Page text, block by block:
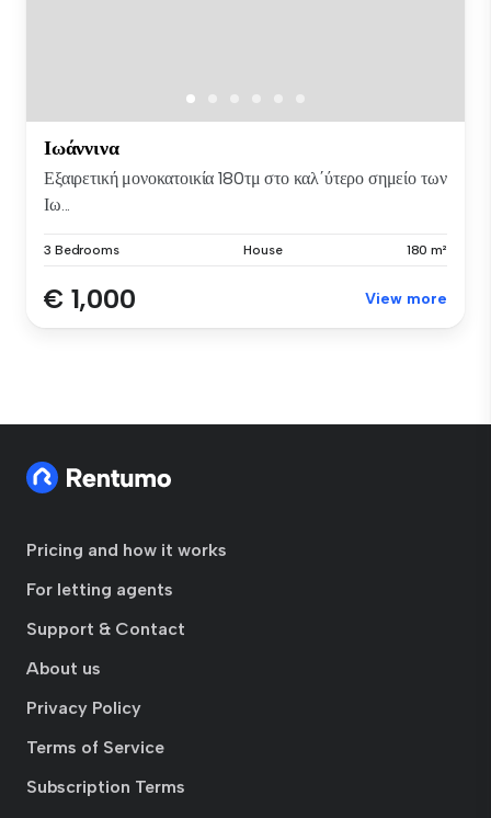
Ιωάννινα
Εξαιρετική μονοκατοικία 180τμ στο καλ΄ύτερο σημείο των
Ιω...
3 Bedrooms House 180 m²
€ 1,000 View more
Pricing and how it works
For letting agents
Support & Contact
About us
Privacy Policy
Terms of Service
Subscription Terms